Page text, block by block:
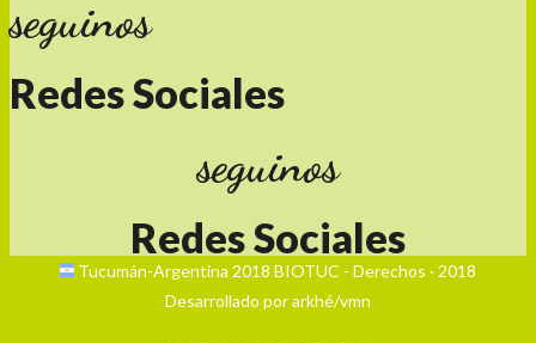
seguinos
Redes Sociales
seguinos
Redes Sociales
Tucumán-Argentina 2018 BIOTUC - Derechos · 2018
Desarrollado por arkhé/vmn